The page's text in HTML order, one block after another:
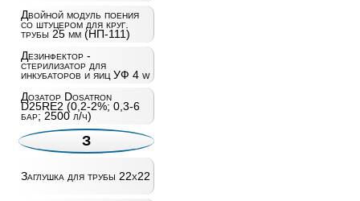
Двойной модуль поения
со штуцером для круг.
трубы 25 мм (НП-111)
Дезинфектор -
стерилизатор для
инкубаторов и яиц УФ 4 w
Дозатор Dosatron
D25RE2 (0,2-2%; 0,3-6
бар; 2500 л/ч)
З
Заглушка для трубы 22х22